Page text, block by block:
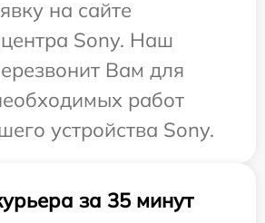
на сайте
Sony. Наш
Вам для
работ
устройства Sony.
за 35 минут